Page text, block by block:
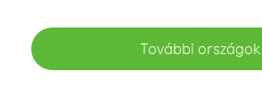
További országok